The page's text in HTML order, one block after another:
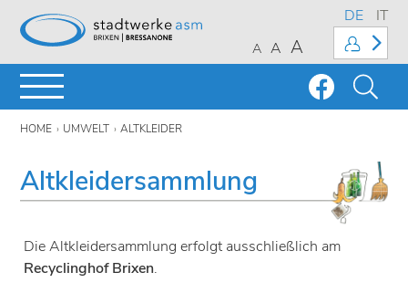
DE IT
A A A
HOME UMWELT ALTKLEIDER
Altkleidersammlung
Die Altkleidersammlung erfolgt ausschließlich am
Recyclinghof Brixen.